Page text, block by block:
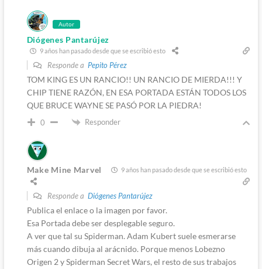
Autor
Diógenes Pantarújez
9 años han pasado desde que se escribió esto
Responde a Pepito Pérez
TOM KING ES UN RANCIO!! UN RANCIO DE MIERDA!!! Y
CHIP TIENE RAZÓN, EN ESA PORTADA ESTÁN TODOS LOS
QUE BRUCE WAYNE SE PASÓ POR LA PIEDRA!
0 Responder
Make Mine Marvel 9 años han pasado desde que se escribió esto
Responde a Diógenes Pantarújez
Publica el enlace o la imagen por favor.
Esa Portada debe ser desplegable seguro.
A ver que tal su Spiderman. Adam Kubert suele esmerarse
más cuando dibuja al arácnido. Porque menos Lobezno
Origen 2 y Spiderman Secret Wars, el resto de sus trabajos